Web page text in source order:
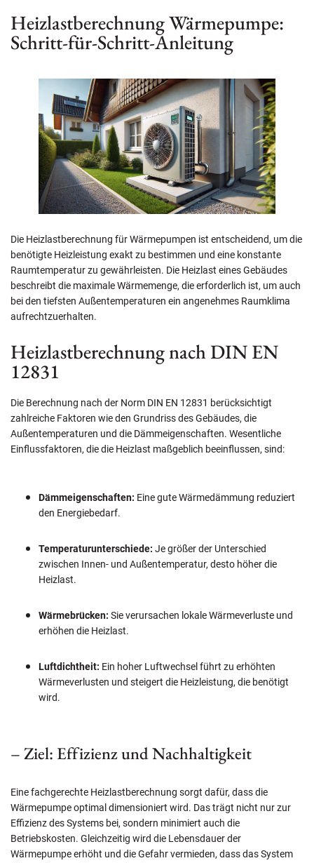
Heizlastberechnung Wärmepumpe:
Schritt-für-Schritt-Anleitung
Die Heizlastberechnung für Wärmepumpen ist entscheidend, um die
benötigte Heizleistung exakt zu bestimmen und eine konstante
Raumtemperatur zu gewährleisten. Die Heizlast eines Gebäudes
beschreibt die maximale Wärmemenge, die erforderlich ist, um auch
bei den tiefsten Außentemperaturen ein angenehmes Raumklima
aufrechtzuerhalten.
Heizlastberechnung nach DIN EN
12831
Die Berechnung nach der Norm DIN EN 12831 berücksichtigt
zahlreiche Faktoren wie den Grundriss des Gebäudes, die
Außentemperaturen und die Dämmeigenschaften. Wesentliche
Einflussfaktoren, die die Heizlast maßgeblich beeinflussen, sind:
Dämmeigenschaften: Eine gute Wärmedämmung reduziert
den Energiebedarf.
Temperaturunterschiede: Je größer der Unterschied
zwischen Innen- und Außentemperatur, desto höher die
Heizlast.
Wärmebrücken: Sie verursachen lokale Wärmeverluste und
erhöhen die Heizlast.
Luftdichtheit: Ein hoher Luftwechsel führt zu erhöhten
Wärmeverlusten und steigert die Heizleistung, die benötigt
wird.
– Ziel: Effizienz und Nachhaltigkeit
Eine fachgerechte Heizlastberechnung sorgt dafür, dass die
Wärmepumpe optimal dimensioniert wird. Das trägt nicht nur zur
Effizienz des Systems bei, sondern minimiert auch die
Betriebskosten. Gleichzeitig wird die Lebensdauer der
Wärmepumpe erhöht und die Gefahr vermieden, dass das System